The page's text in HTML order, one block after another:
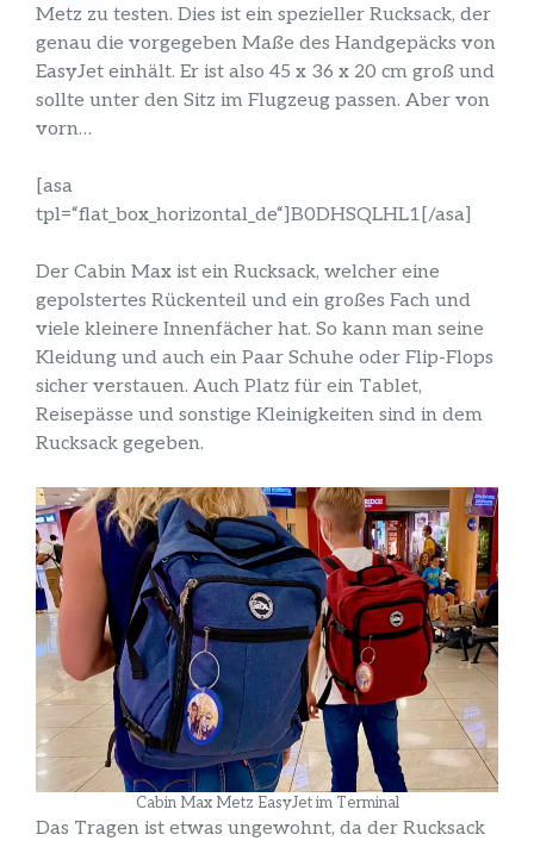
Metz zu testen. Dies ist ein spezieller Rucksack, der
genau die vorgegeben Maße des Handgepäcks von
EasyJet einhält. Er ist also 45 x 36 x 20 cm groß und
sollte unter den Sitz im Flugzeug passen. Aber von
vorn…
[asa
tpl=“flat_box_horizontal_de“]B0DHSQLHL1[/asa]
Der Cabin Max ist ein Rucksack, welcher eine
gepolstertes Rückenteil und ein großes Fach und
viele kleinere Innenfächer hat. So kann man seine
Kleidung und auch ein Paar Schuhe oder Flip-Flops
sicher verstauen. Auch Platz für ein Tablet,
Reisepässe und sonstige Kleinigkeiten sind in dem
Rucksack gegeben.
Cabin Max Metz EasyJet im Terminal
Das Tragen ist etwas ungewohnt, da der Rucksack